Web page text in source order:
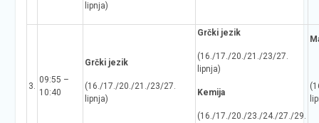
lipnja)
3.
09:55 –
10:40
Grčki jezik
(16./17./20./21./23/27.
lipnja)
Grčki jezik
(16./17./20./21./23/27.
lipnja)
Kemija
(16./17./20./23./24./27./29.